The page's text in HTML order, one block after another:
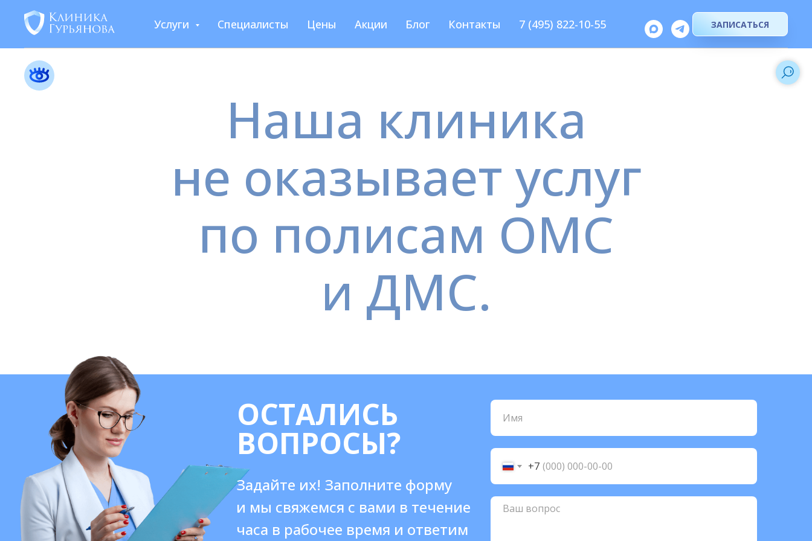
Услуги Специалисты Цены Акции Блог Контакты 7 (495) 822-10-55 ЗАПИСАТЬСЯ
Наша клиника
не оказывает услуг
по полисам ОМС
и ДМС.
+7
ОСТАЛИСЬ
ВОПРОСЫ?
Задайте их! Заполните форму
и мы свяжемся с вами в течение
часа в рабочее время и ответим